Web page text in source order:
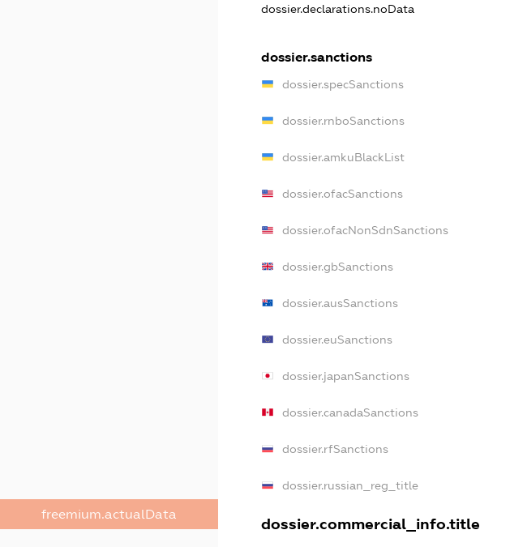
freemium.actualData
dossier.declarations.noData
dossier.sanctions
dossier.specSanctions
dossier.rnboSanctions
dossier.amkuBlackList
dossier.ofacSanctions
dossier.ofacNonSdnSanctions
dossier.gbSanctions
dossier.ausSanctions
dossier.euSanctions
dossier.japanSanctions
dossier.canadaSanctions
dossier.rfSanctions
dossier.russian_reg_title
dossier.commercial_info.title